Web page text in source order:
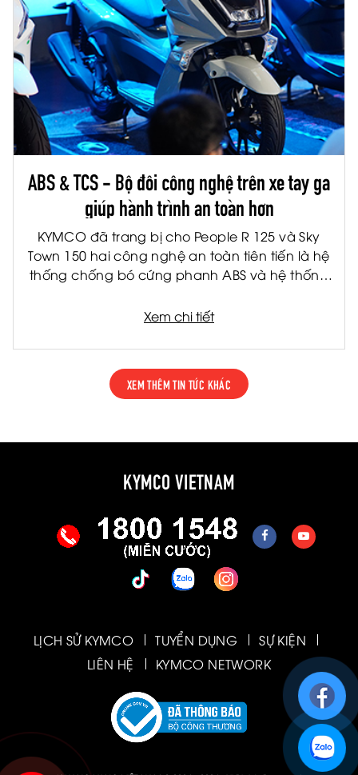
ABS & TCS - Bộ đôi công nghệ trên xe tay ga
giúp hành trình an toàn hơn
KYMCO đã trang bị cho People R 125 và Sky
Town 150 hai công nghệ an toàn tiên tiến là hệ
thống chống bó cứng phanh ABS và hệ thống
được ứng dụng rộng rãi trên các dòng xe cao
giảm thiểu rủi ro trong nhiều tình huống vận
hành thực tế.
Xem chi tiết
XEM THÊM TIN TỨC KHÁC
KYMCO VIETNAM
LỊCH SỬ KYMCO TUYỂN DỤNG
SỰ KIỆN
LIÊN HỆ
KYMCO NETWORK